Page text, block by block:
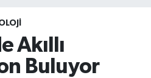
Akıllı
Buluyor